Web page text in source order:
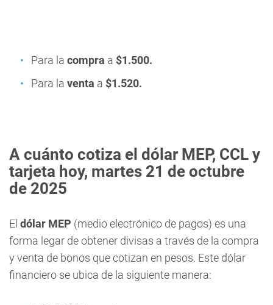
Para la compra a $1.500.
Para la venta a $1.520.
A cuánto cotiza el dólar MEP, CCL y
tarjeta hoy, martes 21 de octubre
de 2025
El dólar MEP (medio electrónico de pagos) es una
forma legar de obtener divisas a través de la compra
y venta de bonos que cotizan en pesos. Este dólar
financiero se ubica de la siguiente manera: